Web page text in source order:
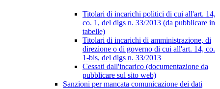
Titolari di incarichi politici di cui all'art. 14,
co. 1, del dlgs n. 33/2013 (da pubblicare in
tabelle)
Titolari di incarichi di amministrazione, di
direzione o di governo di cui all'art. 14, co.
1-bis, del dlgs n. 33/2013
Cessati dall'incarico (documentazione da
pubblicare sul sito web)
Sanzioni per mancata comunicazione dei dati